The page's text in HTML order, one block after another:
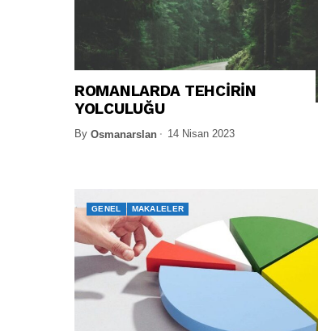
ROMANLARDA TEHCİRİN
YOLCULUĞU
By Osmanarslan 14 Nisan 2023
GENEL MAKALELER